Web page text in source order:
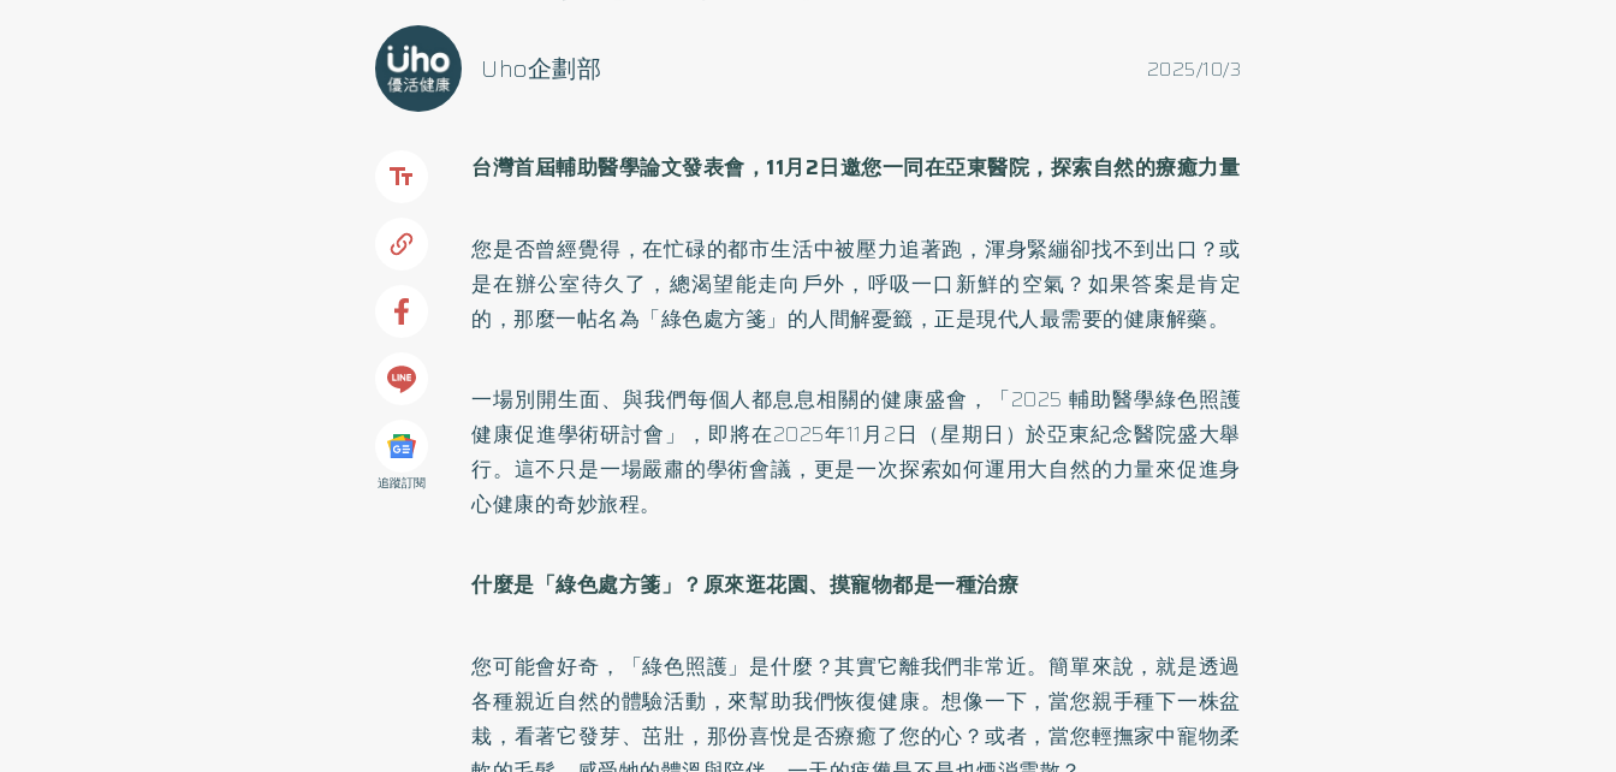
2025/10/3
Uho企劃部
追蹤訂閱
台灣首屆輔助醫學論文發表會，11月2日邀您一同在亞東醫院，探索自然的療癒力量
您是否曾經覺得，在忙碌的都市生活中被壓力追著跑，渾身緊繃卻找不到出口？或
是在辦公室待久了，總渴望能走向戶外，呼吸一口新鮮的空氣？如果答案是肯定
的，那麼一帖名為「綠色處方箋」的人間解憂籤，正是現代人最需要的健康解藥。
一場別開生面、與我們每個人都息息相關的健康盛會，「2025 輔助醫學綠色照護
健康促進學術研討會」，即將在2025年11月2日（星期日）於亞東紀念醫院盛大舉
行。這不只是一場嚴肅的學術會議，更是一次探索如何運用大自然的力量來促進身
心健康的奇妙旅程。
什麼是「綠色處方箋」？原來逛花園、摸寵物都是一種治療
您可能會好奇，「綠色照護」是什麼？其實它離我們非常近。簡單來說，就是透過
各種親近自然的體驗活動，來幫助我們恢復健康。想像一下，當您親手種下一株盆
栽，看著它發芽、茁壯，那份喜悅是否療癒了您的心？或者，當您輕撫家中寵物柔